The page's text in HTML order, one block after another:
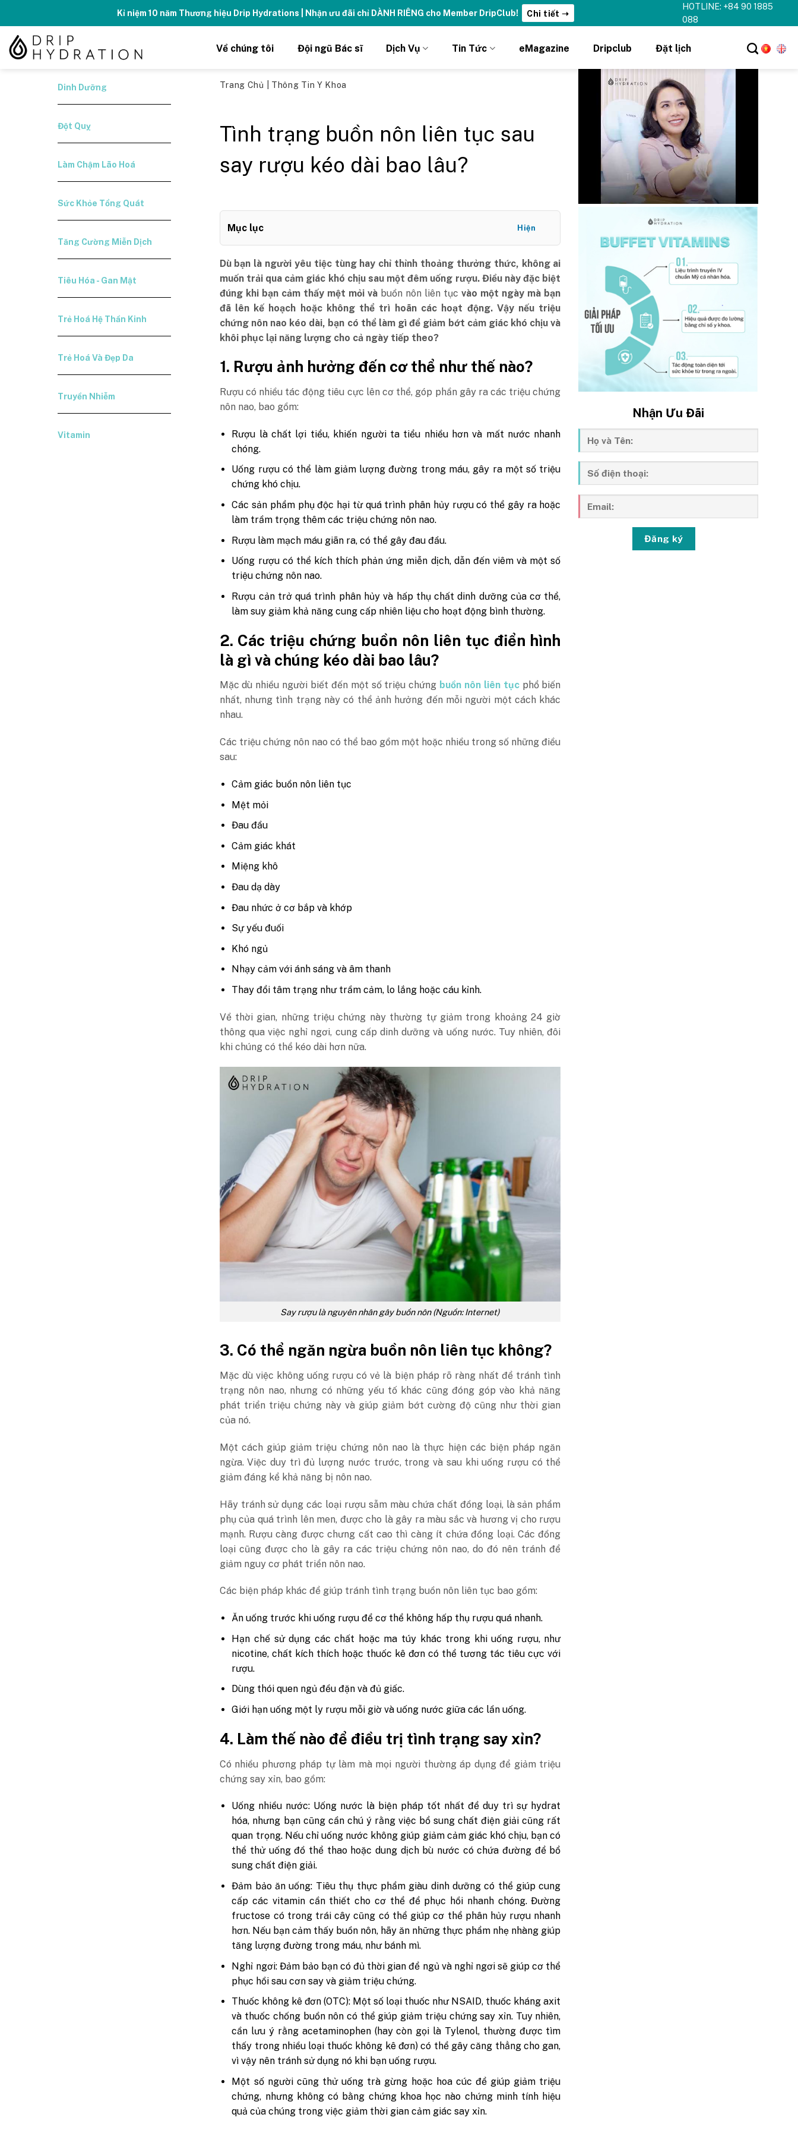
content
Kỉ niệm 10 năm Thương hiệu Drip Hydrations | Nhận ưu đãi chỉ DÀNH RIÊNG cho Member DripClub! Chi tiết ➝
HOTLINE: +84 90 1885
088
Về chúng tôi Đội ngũ Bác sĩ Dịch Vụ Tin Tức eMagazine Dripclub Đặt lịch
Dinh Dưỡng
Đột Quỵ
Làm Chậm Lão Hoá
Sức Khỏe Tổng Quát
Tăng Cường Miễn Dịch
Tiêu Hóa - Gan Mật
Trẻ Hoá Hệ Thần Kinh
Trẻ Hoá Và Đẹp Da
Truyền Nhiễm
Vitamin
Trang Chủ Thông Tin Y Khoa
Tình trạng buồn nôn liên tục sau
say rượu kéo dài bao lâu?
Mục lục Hiện
Dù bạn là người yêu tiệc tùng hay chỉ thỉnh thoảng thưởng thức, không ai
muốn trải qua cảm giác khó chịu sau một đêm uống rượu. Điều này đặc biệt
đúng khi bạn cảm thấy mệt mỏi và buồn nôn liên tục vào một ngày mà bạn
đã lên kế hoạch hoặc không thể trì hoãn các hoạt động. Vậy nếu triệu
chứng nôn nao kéo dài, bạn có thể làm gì để giảm bớt cảm giác khó chịu và
khôi phục lại năng lượng cho cả ngày tiếp theo?
1. Rượu ảnh hưởng đến cơ thể như thế nào?
Rượu có nhiều tác động tiêu cực lên cơ thể, góp phần gây ra các triệu chứng
nôn nao, bao gồm:
Rượu là chất lợi tiểu, khiến người ta tiểu nhiều hơn và mất nước nhanh
chóng.
Uống rượu có thể làm giảm lượng đường trong máu, gây ra một số triệu
chứng khó chịu.
Các sản phẩm phụ độc hại từ quá trình phân hủy rượu có thể gây ra hoặc
làm trầm trọng thêm các triệu chứng nôn nao.
Rượu làm mạch máu giãn ra, có thể gây đau đầu.
Uống rượu có thể kích thích phản ứng miễn dịch, dẫn đến viêm và một số
triệu chứng nôn nao.
Rượu cản trở quá trình phân hủy và hấp thụ chất dinh dưỡng của cơ thể,
làm suy giảm khả năng cung cấp nhiên liệu cho hoạt động bình thường.
2. Các triệu chứng buồn nôn liên tục điển hình
là gì và chúng kéo dài bao lâu?
Mặc dù nhiều người biết đến một số triệu chứng buồn nôn liên tụcphổ biến
nhất, nhưng tình trạng này có thể ảnh hưởng đến mỗi người một cách khác
nhau.
Các triệu chứng nôn nao có thể bao gồm một hoặc nhiều trong số những điều
sau:
Cảm giác buồn nôn liên tục
Mệt mỏi
Đau đầu
Cảm giác khát
Miệng khô
Đau dạ dày
Đau nhức ở cơ bắp và khớp
Sự yếu đuối
Khó ngủ
Nhạy cảm với ánh sáng và âm thanh
Thay đổi tâm trạng như trầm cảm, lo lắng hoặc cáu kỉnh.
Về thời gian, những triệu chứng này thường tự giảm trong khoảng 24 giờ
thông qua việc nghỉ ngơi, cung cấp dinh dưỡng và uống nước. Tuy nhiên, đôi
khi chúng có thể kéo dài hơn nữa.
Say rượu là nguyên nhân gây buồn nôn (Nguồn: Internet)
3. Có thể ngăn ngừa buồn nôn liên tục không?
Mặc dù việc không uống rượu có vẻ là biện pháp rõ ràng nhất để tránh tình
trạng nôn nao, nhưng có những yếu tố khác cũng đóng góp vào khả năng
phát triển triệu chứng này và giúp giảm bớt cường độ cũng như thời gian
của nó.
Một cách giúp giảm triệu chứng nôn nao là thực hiện các biện pháp ngăn
ngừa. Việc duy trì đủ lượng nước trước, trong và sau khi uống rượu có thể
giảm đáng kể khả năng bị nôn nao.
Hãy tránh sử dụng các loại rượu sẫm màu chứa chất đồng loại, là sản phẩm
phụ của quá trình lên men, được cho là gây ra màu sắc và hương vị cho rượu
mạnh. Rượu càng được chưng cất cao thì càng ít chứa đồng loại. Các đồng
loại cũng được cho là gây ra các triệu chứng nôn nao, do đó nên tránh để
giảm nguy cơ phát triển nôn nao.
Các biện pháp khác để giúp tránh tình trạng buồn nôn liên tục bao gồm:
Ăn uống trước khi uống rượu để cơ thể không hấp thụ rượu quá nhanh.
Hạn chế sử dụng các chất hoặc ma túy khác trong khi uống rượu, như
nicotine, chất kích thích hoặc thuốc kê đơn có thể tương tác tiêu cực với
rượu.
Dùng thói quen ngủ đều đặn và đủ giấc.
Giới hạn uống một ly rượu mỗi giờ và uống nước giữa các lần uống.
4. Làm thế nào để điều trị tình trạng say xỉn?
Có nhiều phương pháp tự làm mà mọi người thường áp dụng để giảm triệu
chứng say xỉn, bao gồm:
Uống nhiều nước: Uống nước là biện pháp tốt nhất để duy trì sự hydrat
hóa, nhưng bạn cũng cần chú ý rằng việc bổ sung chất điện giải cũng rất
quan trọng. Nếu chỉ uống nước không giúp giảm cảm giác khó chịu, bạn có
thể thử uống đồ thể thao hoặc dung dịch bù nước có chứa đường để bổ
sung chất điện giải.
Đảm bảo ăn uống: Tiêu thụ thực phẩm giàu dinh dưỡng có thể giúp cung
cấp các vitamin cần thiết cho cơ thể để phục hồi nhanh chóng. Đường
fructose có trong trái cây cũng có thể giúp cơ thể phân hủy rượu nhanh
hơn. Nếu bạn cảm thấy buồn nôn, hãy ăn những thực phẩm nhẹ nhàng giúp
tăng lượng đường trong máu, như bánh mì.
Nghỉ ngơi: Đảm bảo bạn có đủ thời gian để ngủ và nghỉ ngơi sẽ giúp cơ thể
phục hồi sau cơn say và giảm triệu chứng.
Thuốc không kê đơn (OTC): Một số loại thuốc như NSAID, thuốc kháng axit
và thuốc chống buồn nôn có thể giúp giảm triệu chứng say xỉn. Tuy nhiên,
cần lưu ý rằng acetaminophen (hay còn gọi là Tylenol, thường được tìm
thấy trong nhiều loại thuốc không kê đơn) có thể gây căng thẳng cho gan,
vì vậy nên tránh sử dụng nó khi bạn uống rượu.
Một số người cũng thử uống trà gừng hoặc hoa cúc để giúp giảm triệu
chứng, nhưng không có bằng chứng khoa học nào chứng minh tính hiệu
quả của chúng trong việc giảm thời gian cảm giác say xỉn.
Nhận Ưu Đãi
Đăng ký